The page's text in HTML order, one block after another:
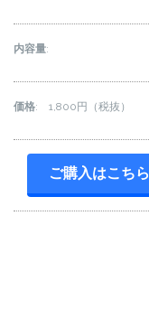
内容量:
価格: 1,800円（税抜）
ご購入はこちら